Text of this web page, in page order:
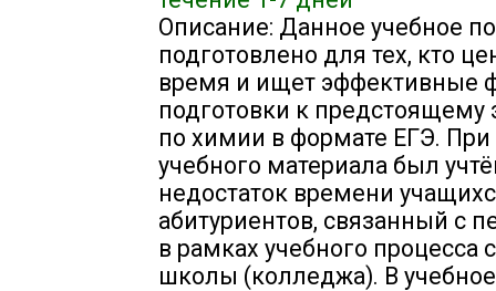
Описание: Данное учебное
подготовлено для тех, кто
время и ищет эффективные
подготовки к предстоящему
по химии в формате ЕГЭ.
учебного материала был
недостаток времени
абитуриентов, связанный с
в рамках учебного процесса
школы (колледжа). В